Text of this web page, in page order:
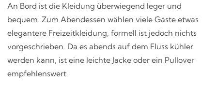
An Bord ist die Kleidung überwiegend leger und
bequem. Zum Abendessen wählen viele Gäste etwas
elegantere Freizeitkleidung, formell ist jedoch nichts
vorgeschrieben. Da es abends auf dem Fluss kühler
werden kann, ist eine leichte Jacke oder ein Pullover
empfehlenswert.